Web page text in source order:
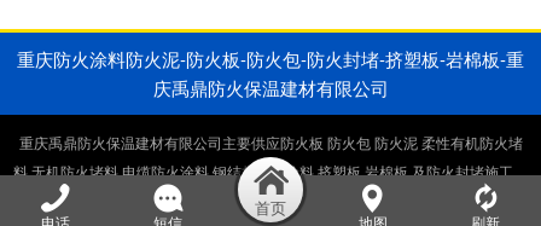
重庆防火涂料防火泥-防火板-防火包-防火封堵-挤塑板-岩棉板-重
庆禹鼎防火保温建材有限公司
重庆禹鼎防火保温建材有限公司主要供应防火板 防火包 防火泥 柔性有机防火堵
料 无机防火堵料 电缆防火涂料 钢结构防火涂料 挤塑板 岩棉板 及防火封堵施工，
电缆井防火封堵施工，桥架防火封堵施工。生产销售一体厂家直供。
电话
短信 地图 刷新